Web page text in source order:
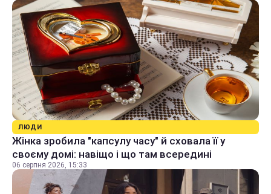
ЛЮДИ
Жінка зробила "капсулу часу" й сховала її у
своєму домі: навіщо і що там всередині
06 серпня 2026, 15:33